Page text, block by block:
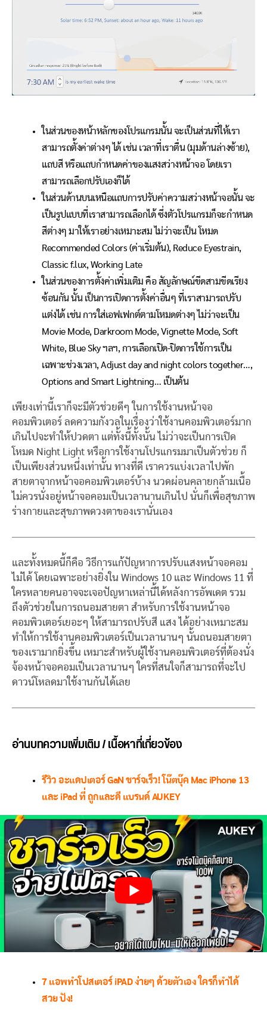
ในส่วนของหน้าหลักของโปรแกรมนั้น จะเป็นส่วนที่ให้เรา
สามารถตั้งค่าต่างๆ ได้ เช่น เวลาที่เราตื่น (มุมด้านล่างซ้าย),
แถบสี หรือแถบกำหนดค่าของแสงสว่างหน้าจอ โดยเรา
สามารถเลือกปรับเองก็ได้
ในส่วนด้านบนเหนือแถบการปรับค่าความสว่างหน้าจอนั้น จะ
เป็นรูปแบบที่เราสามารถเลือกได้ ซึ่งตัวโปรแกรมก็จะกำหนด
สีต่างๆ มาให้เราอย่างเหมาะสม ไม่ว่าจะเป็น โหมด
Recommended Colors (ค่าเริ่มต้น), Reduce Eyestrain,
Classic f.lux, Working Late
ในส่วนของการตั้งค่าเพิ่มเติม คือ สัญลักษณ์ขีดสามขีดเรียง
ซ้อนกัน นั้น เป็นการเปิดการตั้งค่าอื่นๆ ที่เราสามารถปรับ
แต่งได้ เช่น การใส่เอฟเฟกต์ตามโหมดต่างๆ ไม่ว่าจะเป็น
Movie Mode, Darkroom Mode, Vignette Mode, Soft
White, Blue Sky ฯลฯ, การเลือกเปิด-ปิดการใช้การเป็น
เฉพาะช่วงเวลา, Adjust day and night colors together…,
Options and Smart Lightning… เป็นต้น
เพียงเท่านี้เราก็จะมีตัวช่วยดีๆ ในการใช้งานหน้าจอ
คอมพิวเตอร์ ลดความกังวลในเรื่องว่าใช้งานคอมพิวเตอร์มาก
เกินไปจะทำให้ปวดตา แต่ทั้งนี้ทั้งนั้น ไม่ว่าจะเป็นการเปิด
โหมด Night Light หรือการใช้งานโปรแกรมมาเป็นตัวช่วย ก็
เป็นเพียงส่วนหนึ่งเท่านั้น ทางที่ดี เราควรแบ่งเวลาไปพัก
สายตาจากหน้าจอคอมพิวเตอร์บ้าง นวดผ่อนคลายกล้ามเนื้อ
ไม่ควรนั่งอยู่หน้าจอคอมเป็นเวลานานเกินไป นั่นก็เพื่อสุขภาพ
ร่างกายและสุขภาพดวงตาของเรานั่นเอง
และทั้งหมดนี้ก็คือ วิธีการแก้ปัญหาการปรับแสงหน้าจอคอม
ไม่ได้ โดยเฉพาะอย่างยิ่งใน Windows 10 และ Windows 11 ที่
ใครหลายคนอาจจะเจอปัญหาเหล่านี้ได้หลังการอัพเดต รวม
ถึงตัวช่วยในการถนอมสายตา สำหรับการใช้งานหน้าจอ
คอมพิวเตอร์เยอะๆ ให้สามารถปรับสี แสง ได้อย่างเหมาะสม
ทำให้การใช้งานคอมพิวเตอร์เป็นเวลานานๆ นั้นถนอมสายตา
ของเรามากยิ่งขึ้น เหมาะสำหรับผู้ใช้งานคอมพิวเตอร์ที่ต้องนั่ง
จ้องหน้าจอคอมเป็นเวลานานๆ ใครที่สนใจก็สามารถที่จะไป
ดาวน์โหลดมาใช้งานกันได้เลย
อ่านบทความเพิ่มเติม / เนื้อหาที่เกี่ยวข้อง
รีวิว อะแดปเตอร์ GaN ชาร์จเร็ว! โน๊ตบุ๊ค Mac iPhone 13
และ iPad ที่ ถูกเเละดี แบรนด์ AUKEY
7 แอพทำโปสเตอร์ iPAD ง่ายๆ ด้วยตัวเอง ใครก็ทำได้
สวย ปัง!